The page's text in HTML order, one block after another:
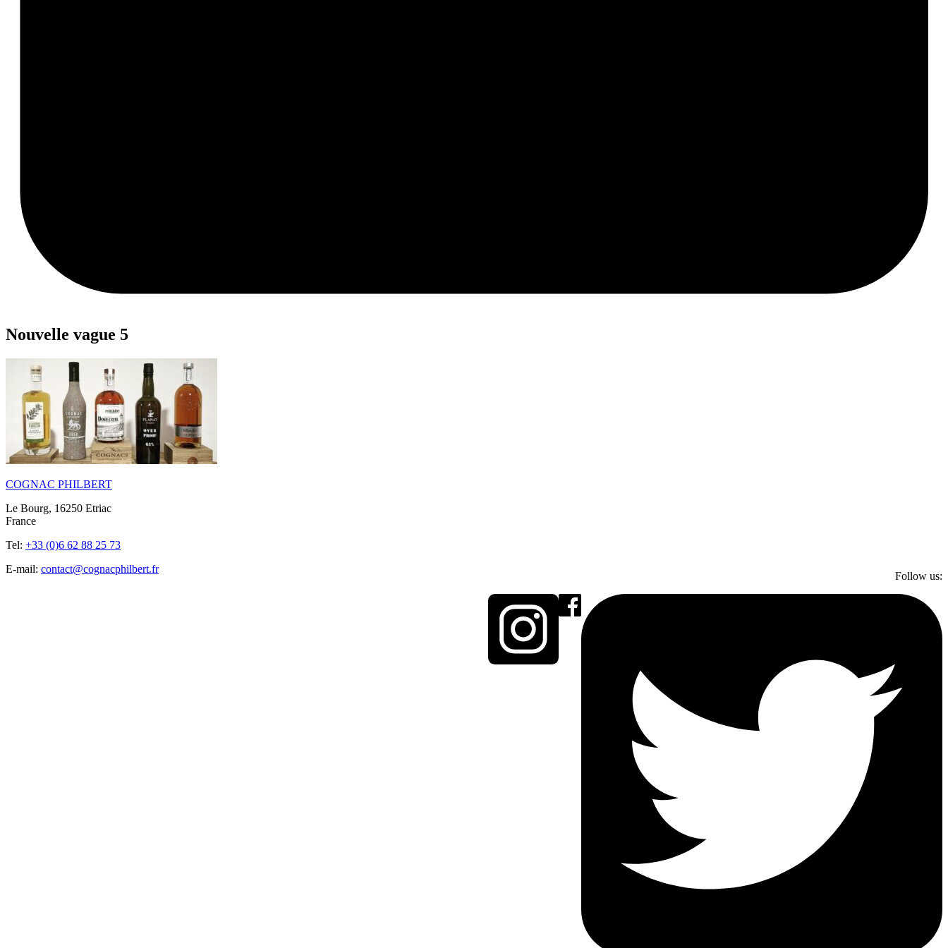
Nouvelle vague 5
COGNAC PHILBERT
Le Bourg, 16250 Etriac
France
Tel: +33 (0)6 62 88 25 73
E-mail: contact@cognacphilbert.fr
Follow us: